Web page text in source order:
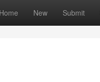
Home New Submit